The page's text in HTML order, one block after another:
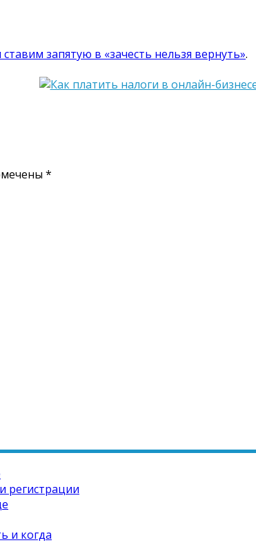
запятую в «зачесть нельзя вернуть».
*
регистрации
и когда